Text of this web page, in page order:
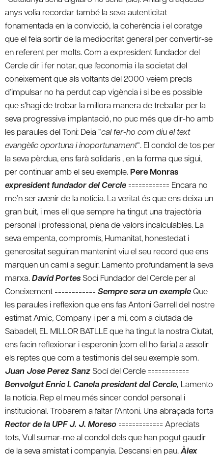
anys volia recordar també la seva autenticitat
fonamentada en la convicció, la coherència i el coratge
que el feia sortir de la mediocritat general per convertir-se
en referent per molts. Com a expresident fundador del
Cercle dir i fer notar, que l’economia i la societat del
coneixement que als voltants del 2000 veiem precís
d’impulsar no ha perdut cap vigència i si be es possible
que s’hagi de trobar la millora manera de treballar per la
seva progressiva implantació, no puc més que dir-ho amb
les paraules del Toni: Deia “cal fer-ho com diu el text
evangèlic oportuna i inoportunament“. El condol de tos per
la seva pèrdua, ens farà solidaris , en la forma que sigui,
per continuar amb el seu exemple. Pere Monras
expresident fundador del Cercle ============ Encara no
me’n ser avenir de la noticia. La veritat és que ens deixa un
gran buit, i mes ell que sempre ha tingut una trajectòria
personal i professional, plena de valors incalculables. La
seva empenta, compromís, Humanitat, honestedat i
generositat seguiran mantenint viu el seu record que ens
marquen un camí a seguir. Lamento profundament la seva
marxa.David PortesSoci Fundador del Cercle per al
Coneixement ============ Sempre sera un exempleQue
les paraules i reflexion que ens fas Antoni Garrell del nostre
estimat Amic, Company i per a mi, com a ciutada de
Sabadell, EL MILLOR BATLLE que ha tingut la nostra Ciutat,
ens facin reflexionar i esperonin (com ell ho faria) a assolir
els reptes que com a testimonis del seu exemple som.
Juan Jose Perez SanzSocí del Cercle ============
Benvolgut Enric I. Canela president del Cercle, Lamento
la notícia. Rep el meu més sincer condol personal i
institucional. Trobarem a faltar l’Antoni. Una abraçada forta
Rector de la UPF J. J. Moreso ============= Apreciats
tots, Vull sumar-me al condol dels que han pogut gaudir
de la seva amistat i companyia. Descansi en pau.Àlex